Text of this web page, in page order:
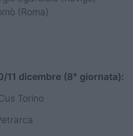
(Roma)
11 dicembre (8° giornata):
Torino